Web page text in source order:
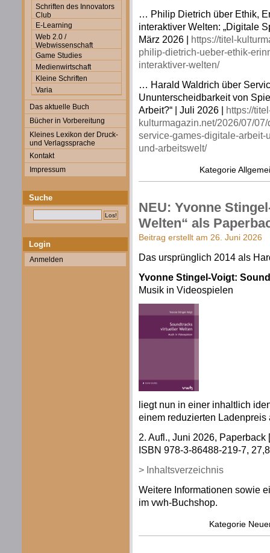
Schriften des Innovators
Club
E-Learning
Web 2.0 /
Webwissenschaft
Game Studies
Medienwirtschaft
Kleine Schriften
Varia
Das aktuelle Buch
Bücher in Vorbereitung
Kleines Lexikon der Druck-
und Verlagssprache
Kontakt
Impressum
Suche
Login
Anmelden
… Philip Dietrich über Ethik,
interaktiver Welten: „Digitale
März 2026 | https://titel-
philip-dietrich-ueber-ethik-
interaktiver-welten/
… Harald Waldrich über
Ununterscheidbarkeit von
Arbeit?“ | Juli 2026 | https://
kulturmagazin.net/2026/07/
service-games-digitale-
und-arbeitswelt/
Kategorie
NEU: Yvonne
Welten“ als
Beitrag erstellt am 26. Juni 2026
Das ursprünglich 2014 als
Yvonne Stingel-Voigt:
Musik in Videospielen
liegt nun in einer inhaltlich
einem reduzierten Ladenpreis
2. Aufl., Juni 2026,
ISBN 978-3-86488-219-7,
> Inhaltsverzeichnis
Weitere Informationen sowie
im vwh-Buchshop.
Kategorie